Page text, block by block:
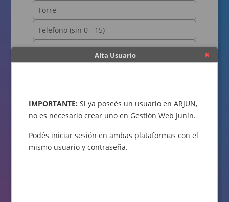
Alta Usuario
IMPORTANTE:Si ya poseés un usuario en ARJUN,
no es necesario crear uno en Gestión Web Junín.
Podés iniciar sesión en ambas plataformas con el
mismo usuario y contraseña.